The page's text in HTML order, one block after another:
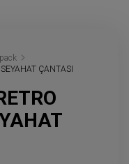
ÇANTASI